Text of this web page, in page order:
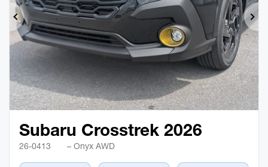
Précédent
Subaru Crosstrek 2026
26-0413 – Onyx AWD